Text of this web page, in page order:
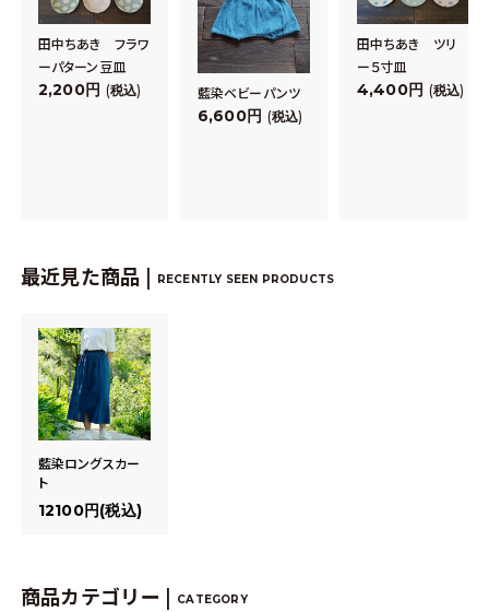
田中ちあき フラワ
ーパターン豆皿
2,200 税込 藍染ベビーパンツ
6,600 税込
田中ちあき ツリ
ー５寸皿
4,400 税込
最近見た商品 | RECENTLY SEEN PRODUCTS
藍染ロングスカー
ト
12100円(税込)
商品カテゴリー | CATEGORY